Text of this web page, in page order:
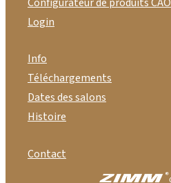
Login
Info
Téléchargements
Dates des salons
Histoire
Contact